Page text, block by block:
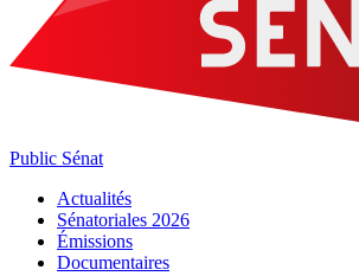
Public Sénat
Actualités
Sénatoriales 2026
Émissions
Documentaires